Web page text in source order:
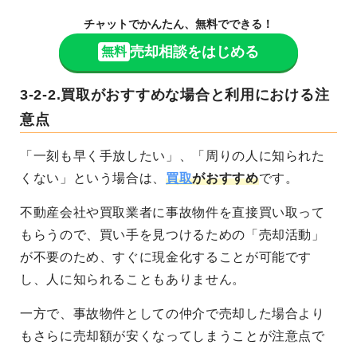
チャットでかんたん、無料でできる！
無料 売却相談をはじめる
3-2-2.買取がおすすめな場合と利用における注
意点
「一刻も早く手放したい」、「周りの人に知られた
くない」という場合は、買取がおすすめです。
不動産会社や買取業者に事故物件を直接買い取って
もらうので、買い手を見つけるための「売却活動」
が不要のため、すぐに現金化することが可能です
し、人に知られることもありません。
一方で、事故物件としての仲介で売却した場合より
もさらに売却額が安くなってしまうことが注意点で